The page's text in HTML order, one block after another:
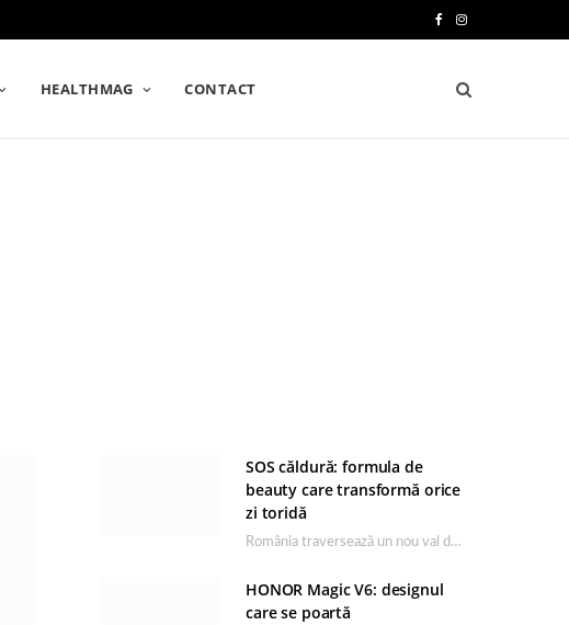
e
I
s
t
HEALTHMAG CONTACT
SOS căldură: formula de
beauty care transformă orice
zi toridă
România traversează un nou val de căldură, iar rutina de îngrijire capătă un rol esențial…
HONOR Magic V6: designul
care se poartă